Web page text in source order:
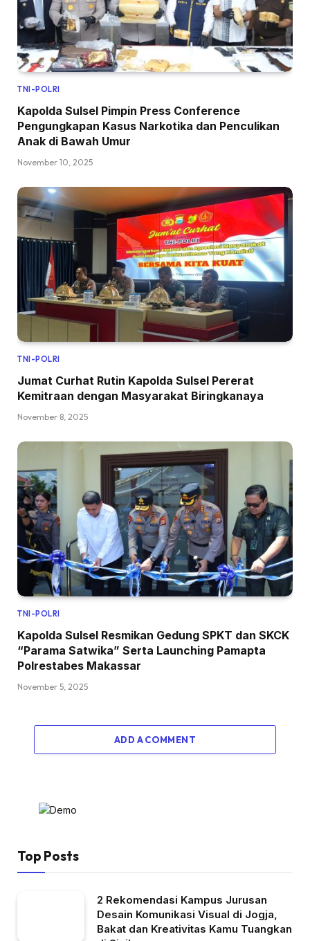
TNI-POLRI
Kapolda Sulsel Pimpin Press Conference
Pengungkapan Kasus Narkotika dan Penculikan
Anak di Bawah Umur
November 10, 2025
TNI-POLRI
Jumat Curhat Rutin Kapolda Sulsel Pererat
Kemitraan dengan Masyarakat Biringkanaya
November 8, 2025
TNI-POLRI
Kapolda Sulsel Resmikan Gedung SPKT dan SKCK
“Parama Satwika” Serta Launching Pamapta
Polrestabes Makassar
November 5, 2025
ADD A COMMENT
Top Posts
2 Rekomendasi Kampus Jurusan
Desain Komunikasi Visual di Jogja,
Bakat dan Kreativitas Kamu Tuangkan